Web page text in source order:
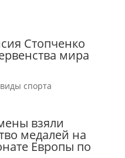
Стопченко
мира
спорта
взяли
медалей на
Европы по